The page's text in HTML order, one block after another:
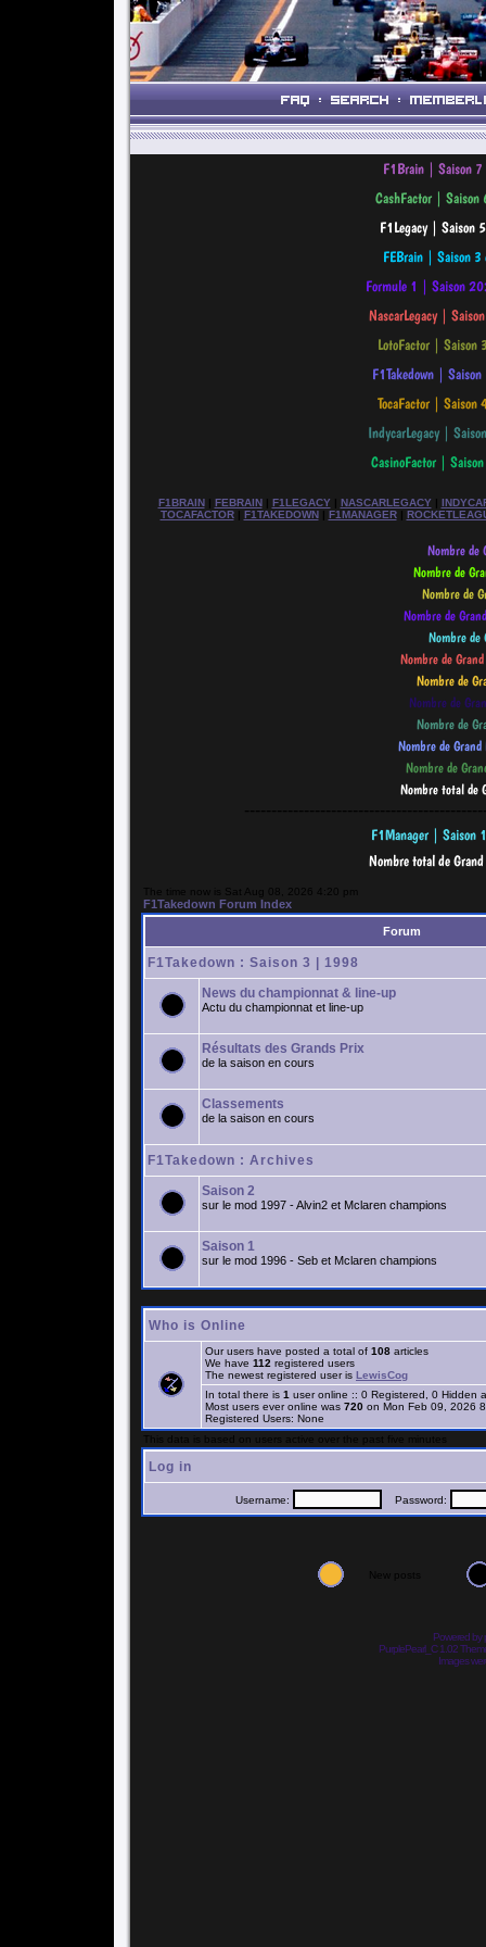
F1BRAIN| FEBRAIN| F1LEGACY| NASCARLEGACY|
TOCAFACTOR| F1TAKEDOWN| F1MANAGER|
The time now is Sat Aug 08, 2026 4:20 pm
F1Takedown Forum Index
Forum
F1Takedown : Saison 3 | 1998
News du championnat & line-up
Actu du championnat et line-up
Résultats des Grands Prix
de la saison en cours
Classements
de la saison en cours
F1Takedown : Archives
Saison 2
sur le mod 1997 - Alvin2 et Mclaren champions
Saison 1
sur le mod 1996 - Seb et Mclaren champions
Who is Online
Our users have posted a total of 108 articles
We have 112 registered users
The newest registered user is LewisCog
In total there is 1 user online :: 0 Registered, 0
Most users ever online was 720 on Mon Feb 09, 2026
Registered Users: None
Log in
Username: Password:
New posts
Powered by
PurplePearl_C 1.02
Images